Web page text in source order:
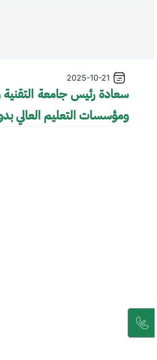
2025-10-21
سعادة رئيس جامعة
ومؤسسات التعليم العالي